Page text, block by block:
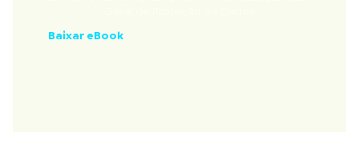
Baixar eBook